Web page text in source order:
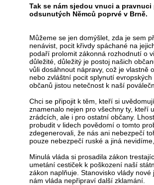
Tak se nám sjedou vnuci a pravnuci
odsunutých Němců poprvé v Brně.
Můžeme se jen domýšlet, zda je sem
nenávist, pocit křivdy spáchané na
podaří prolomit zákonná rozhodnutí o
důležité, důležitý je postoj našich
vůli dosáhnout nápravy, což je vlastně
nebo zvláštní pocit splynutí
občanů jistou netečnost k naší
Chci se připojit k těm, kteří si
znamenalo nejen pro všechny ty, kteří
zrádcích, ale i pro ostatní občany.
probudit v lidech povědomí o tomto
zdegenerovali, že nás ani nebezpečí
pouze nebezpečí ruské a jiná
Minulá vláda si prosadila zákon
umetání cestiček k poškození naší
zákon naplňuje. Stanovisko vlády
nám vláda nepřipraví další zklamání.